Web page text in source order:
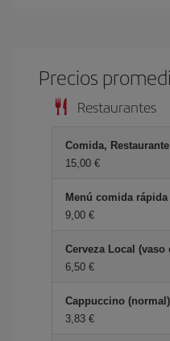
Precios
Restaurantes
Comida,
15,00 €
Menú comida rápida
9,00 €
Cerveza Local
6,50 €
Cappuccino (normal)
3,83 €